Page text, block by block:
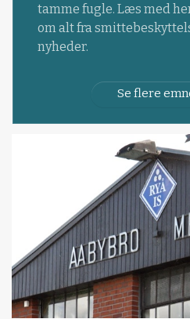
tamme fugle. Læs med
om alt fra
nyheder.
Se flere